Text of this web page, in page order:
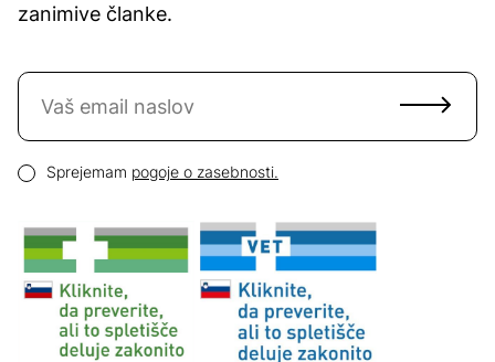
zanimive članke.
Naročite se na novice
Pogoji zasebnosti
Sprejemam pogoje o zasebnosti.